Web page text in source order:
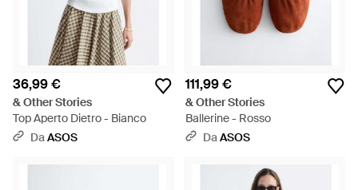
36,99 €
& Other Stories
Top Aperto Dietro - Bianco
DaASOS
111,99 €
& Other Stories
Ballerine - Rosso
DaASOS